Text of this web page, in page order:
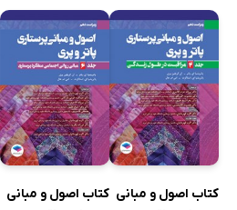
کتاب اصول و مبانی کتاب اصول و مبانی